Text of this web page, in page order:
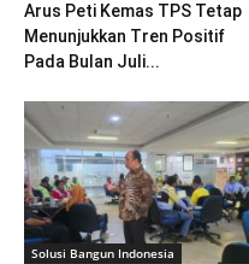
Arus Peti Kemas TPS Tetap
Menunjukkan Tren Positif
Pada Bulan Juli...
Solusi Bangun Indonesia